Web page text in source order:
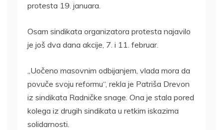
protesta 19. januara.
Osam sindikata organizatora protesta najavilo
je još dva dana akcije, 7. i 11. februar.
„Uočeno masovnim odbijanjem, vlada mora da
povuče svoju reformu“, rekla je Patriša Drevon
iz sindikata Radničke snage. Ona je stala pored
kolega iz drugih sindikata u retkim iskazima
solidarnosti.